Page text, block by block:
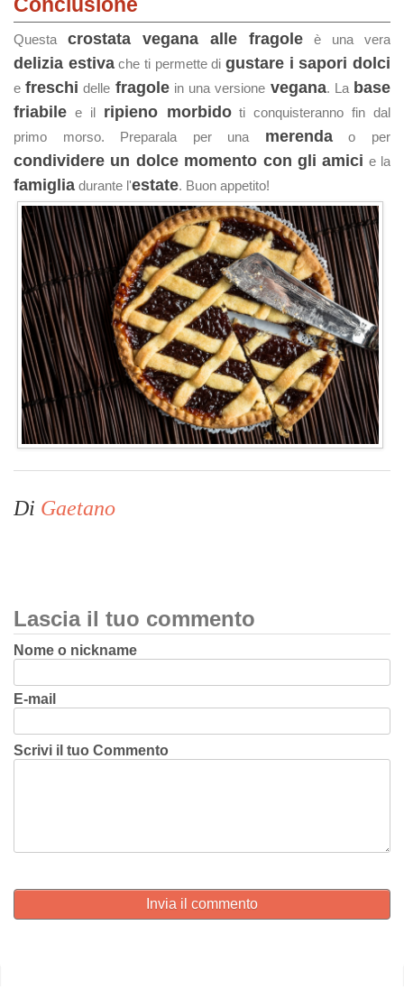
Questa crostata vegana alle fragole è una vera
delizia estivache ti permette digustare i sapori dolci
efreschi delle fragolein una versione vegana. La base
friabile e il ripieno morbidoti conquisteranno fin dal
primo morso. Preparala per una merendao per
condividere un dolce momento con gli amici e la
famiglia durante l'estate. Buon appetito!
Di Gaetano
Lascia il tuo commento
Nome o nickname
E-mail
Scrivi il tuo Commento
Invia il commento